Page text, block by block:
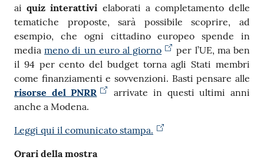
aiquiz interattivi elaborati a completamento delle
tematiche proposte, sarà possibile scoprire, ad
esempio, che ogni cittadino europeo spende in
mediameno di un euro al giorno
per l’UE, ma ben
il 94 per cento del budget torna agli Stati membri
come finanziamenti e sovvenzioni. Basti pensare alle
risorse del PNRR
arrivate in questi ultimi anni
anche a Modena.
Leggi qui il comunicato stampa.
Orari della mostra